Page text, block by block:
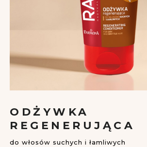
ODŻYWKA
REGENERUJĄCA
do włosów suchych i łamliwych
początek
galerii